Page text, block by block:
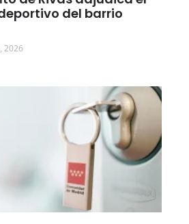
del barrio
2026